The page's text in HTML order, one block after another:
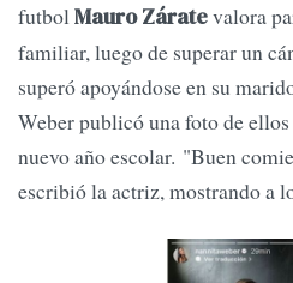
futbolMauro Záratevalora
familiar, luego de superar un
superó apoyándose en su
Weber publicó una foto de
nuevo año escolar. "Buen
escribió la actriz, mostrando a